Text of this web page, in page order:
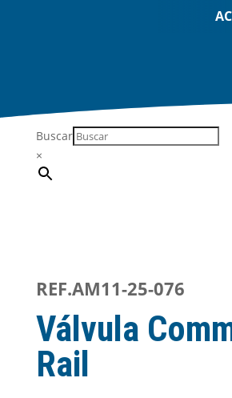
Buscar
×
REF.AM11-25-076
Válvula
Rail